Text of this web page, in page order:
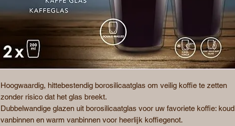
Hoogwaardig, hittebestendig borosilicaatglas om veilig koffie te zetten
zonder risico dat het glas breekt.
Dubbelwandige glazen uit borosilicaatglas voor uw favoriete koffie: koud
vanbinnen en warm vanbinnen voor heerlijk koffiegenot.